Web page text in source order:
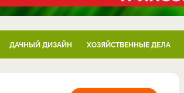
ДАЧНЫЙ ДИЗАЙН ХОЗЯЙСТВЕННЫЕ ДЕЛА